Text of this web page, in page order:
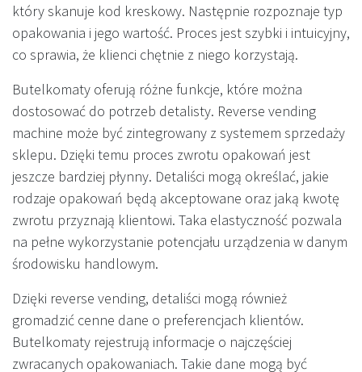
który skanuje kod kreskowy. Następnie rozpoznaje typ
opakowania i jego wartość. Proces jest szybki i intuicyjny,
co sprawia, że klienci chętnie z niego korzystają.
Butelkomaty oferują różne funkcje, które można
dostosować do potrzeb detalisty. Reverse vending
machine może być zintegrowany z systemem sprzedaży
sklepu. Dzięki temu proces zwrotu opakowań jest
jeszcze bardziej płynny. Detaliści mogą określać, jakie
rodzaje opakowań będą akceptowane oraz jaką kwotę
zwrotu przyznają klientowi. Taka elastyczność pozwala
na pełne wykorzystanie potencjału urządzenia w danym
środowisku handlowym.
Dzięki reverse vending, detaliści mogą również
gromadzić cenne dane o preferencjach klientów.
Butelkomaty rejestrują informacje o najczęściej
zwracanych opakowaniach. Takie dane mogą być